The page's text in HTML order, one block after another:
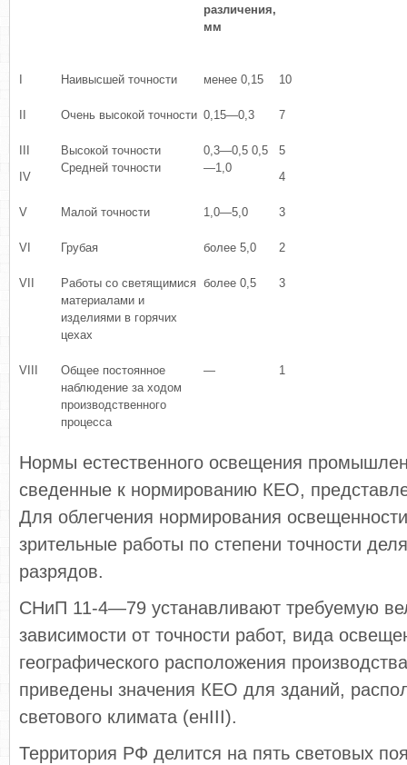
различения,
мм
Наивысшей точности менее 0,15 10
Очень высокой точности 0,15—0,3 7
IV
Высокой точности
Средней точности
0,3—0,5 0,5
—1,0
5
4
V Малой точности 1,0—5,0 3
VI Грубая более 5,0 2
VII
Работы со светящимися
материалами и
изделиями в горячих
цехах
более 0,5 3
VIII
Общее постоянное
наблюдение за ходом
производственного
процесса
— 1
Нормы естественного освещения
сведенные к нормированию КЕО,
Для облегчения нормирования
зрительные работы по степени точности
разрядов.
СНиП 11-4—79 устанавливают требуемую
зависимости от точности работ, вида
географического расположения
приведены значения КЕО для зданий,
светового климата (енIII).
Территория РФ делится на пять световых